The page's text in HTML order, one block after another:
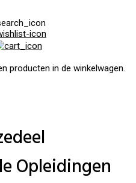
producten in de winkelwagen.
Opleidingen